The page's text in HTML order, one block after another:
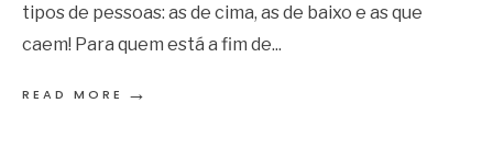
tipos de pessoas: as de cima, as de baixo e as que
caem! Para quem está a fim de...
READ MORE →